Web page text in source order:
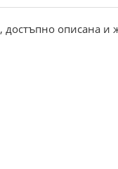
описана